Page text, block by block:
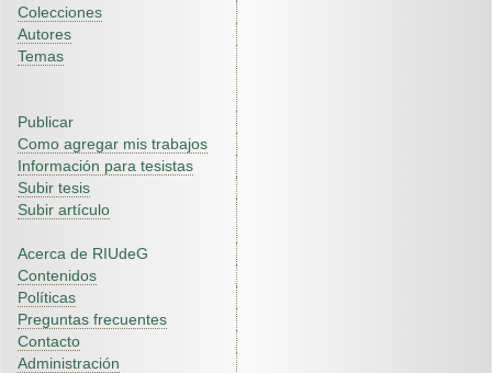
Colecciones
Autores
Temas
Publicar
Como agregar mis trabajos
Información para tesistas
Subir tesis
Subir artículo
Acerca de RIUdeG
Contenidos
Políticas
Preguntas frecuentes
Contacto
Administración